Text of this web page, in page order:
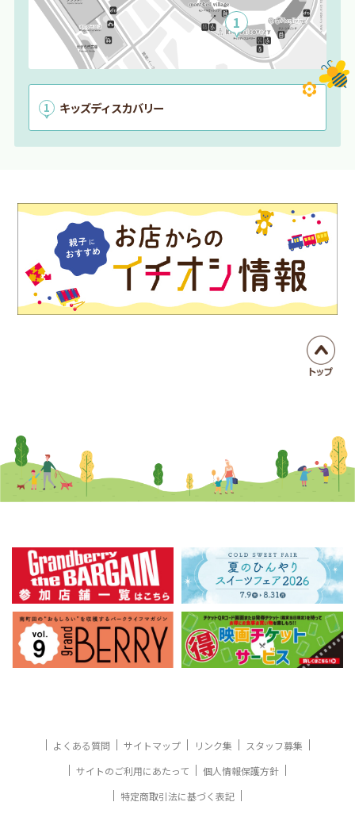
1
1 キッズディスカバリー
よくある質問 サイトマップ リンク集
スタッフ募集
サイトのご利用にあたって
個人情報保護方針
特定商取引法に基づく表記